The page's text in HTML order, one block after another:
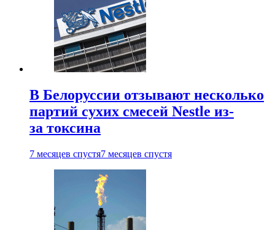
В Белоруссии отзывают несколько
партий сухих смесей Nestle из-
за токсина
7 месяцев спустя7 месяцев спустя